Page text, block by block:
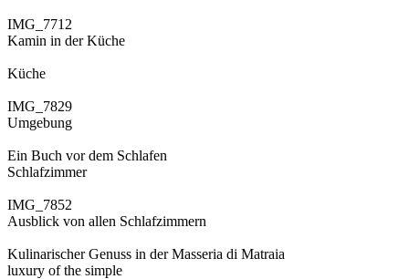
IMG_7712
Kamin in der Küche
Küche
IMG_7829
Umgebung
Ein Buch vor dem Schlafen
Schlafzimmer
IMG_7852
Ausblick von allen Schlafzimmern
Kulinarischer Genuss in der Masseria di Matraia
luxury of the simple